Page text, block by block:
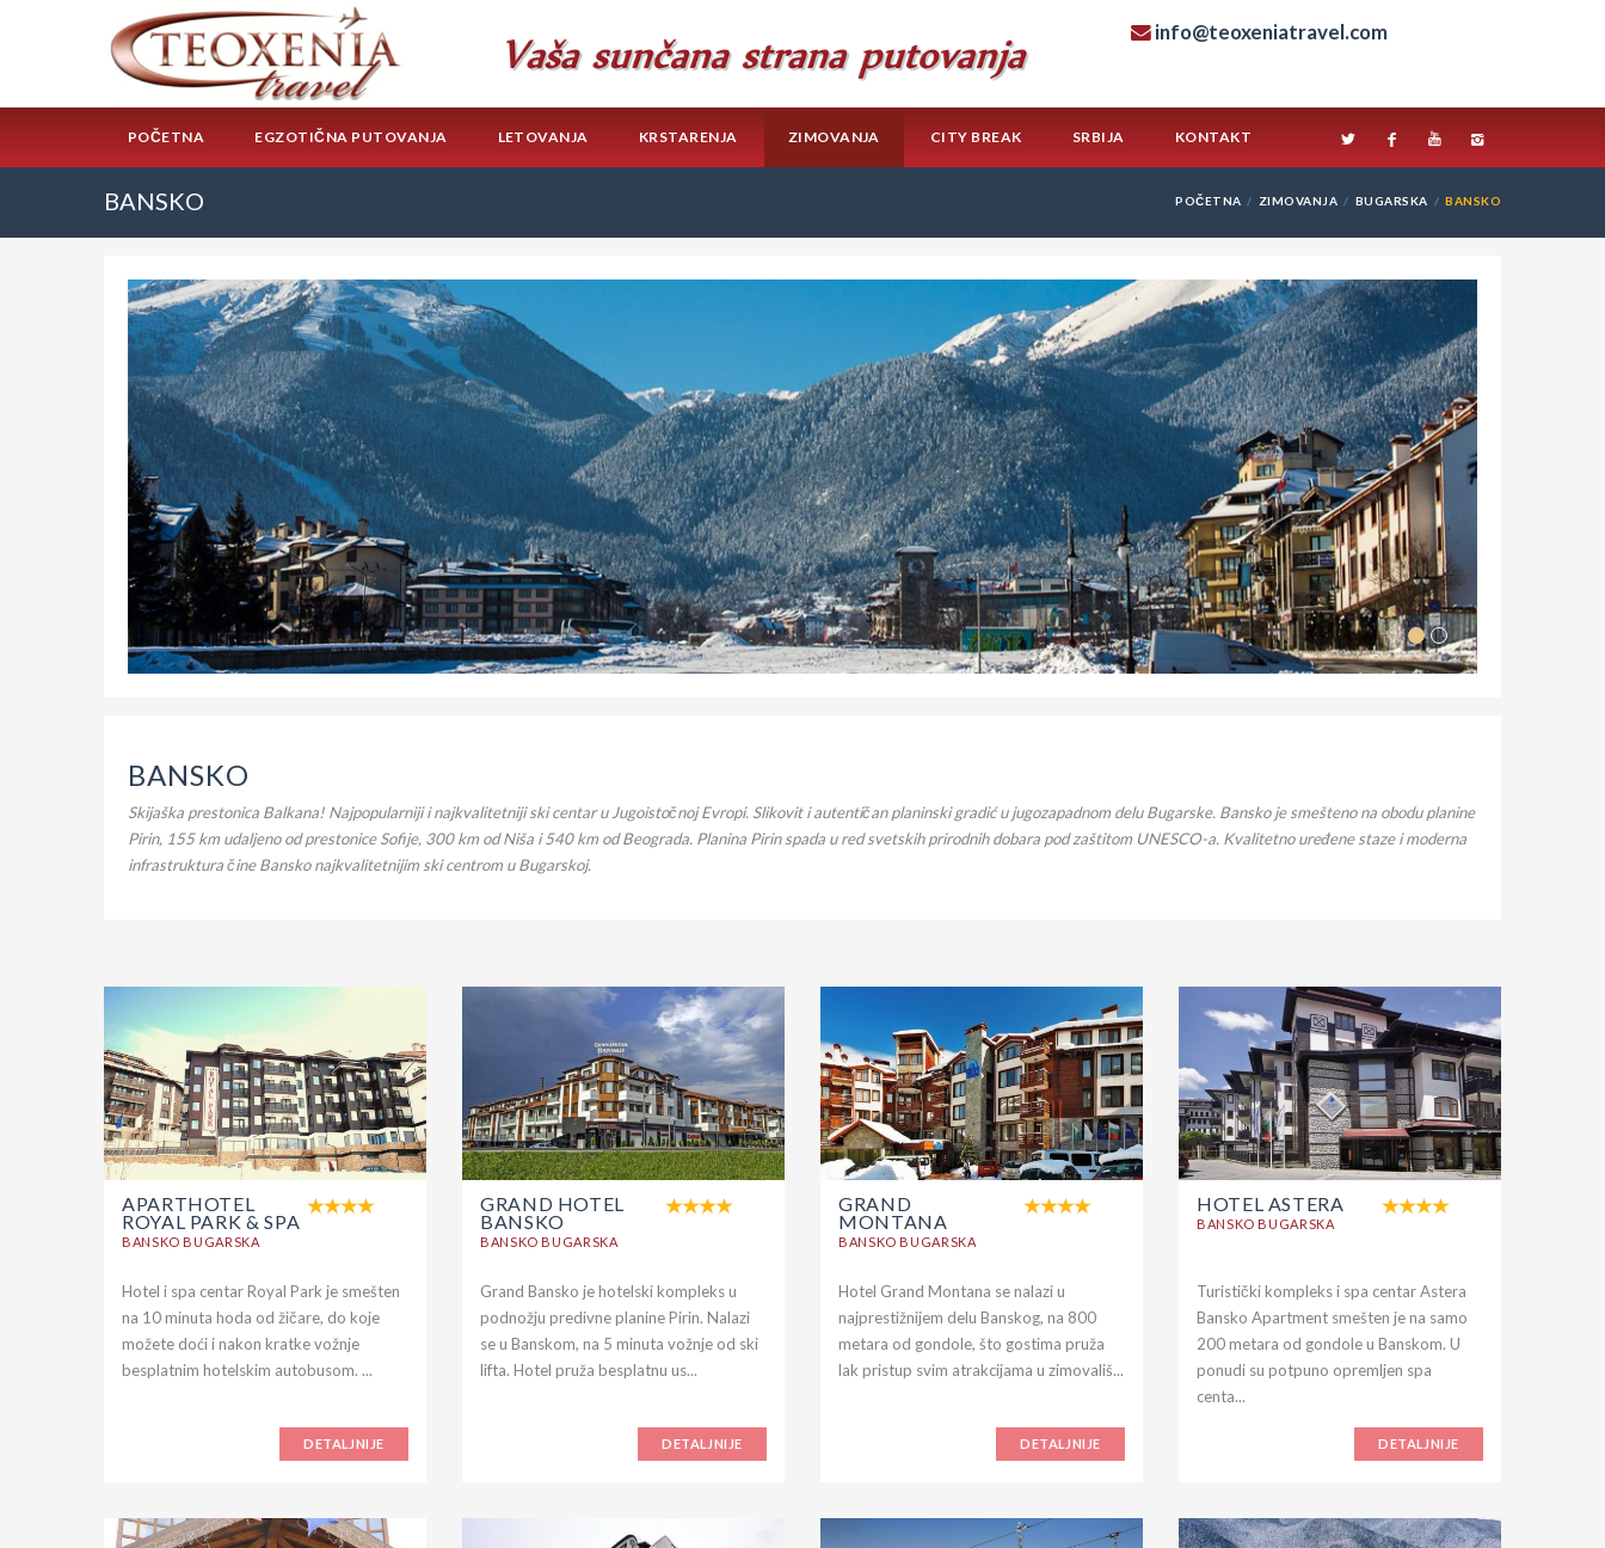
info@teoxeniatravel.com
POČETNA EGZOTIČNA PUTOVANJA LETOVANJA KRSTARENJA ZIMOVANJA CITY BREAK SRBIJA KONTAKT
BANSKO POČETNA ZIMOVANJA BUGARSKA BANSKO
BANSKO
Skijaška prestonica Balkana! Najpopularniji i najkvalitetniji ski centar u Jugoistočnoj Evropi. Slikovit i autentičan planinski gradić u jugozapadnom delu Bugarske. Bansko je smešteno na obodu planine
Pirin, 155 km udaljeno od prestonice Sofije, 300 km od Niša i 540 km od Beograda. Planina Pirin spada u red svetskih prirodnih dobara pod zaštitom UNESCO-a. Kvalitetno uređene staze i moderna
infrastruktura čine Bansko najkvalitetnijim ski centrom u Bugarskoj.
APARTHOTEL
ROYAL PARK & SPA
BANSKO BUGARSKA
Hotel i spa centar Royal Park je smešten
na 10 minuta hoda od žičare, do koje
možete doći i nakon kratke vožnje
besplatnim hotelskim autobusom. ...
DETALJNIJE
GRAND HOTEL
BANSKO
BANSKO BUGARSKA
Grand Bansko je hotelski kompleks u
podnožju predivne planine Pirin. Nalazi
se u Banskom, na 5 minuta vožnje od ski
lifta. Hotel pruža besplatnu us...
DETALJNIJE
GRAND
MONTANA
BANSKO BUGARSKA
Hotel Grand Montana se nalazi u
najprestižnijem delu Banskog, na 800
metara od gondole, što gostima pruža
lak pristup svim atrakcijama u zimovališ...
DETALJNIJE
HOTEL ASTERA
BANSKO BUGARSKA
Turistički kompleks i spa centar Astera
Bansko Apartment smešten je na samo
200 metara od gondole u Banskom. U
ponudi su potpuno opremljen spa
centa...
DETALJNIJE